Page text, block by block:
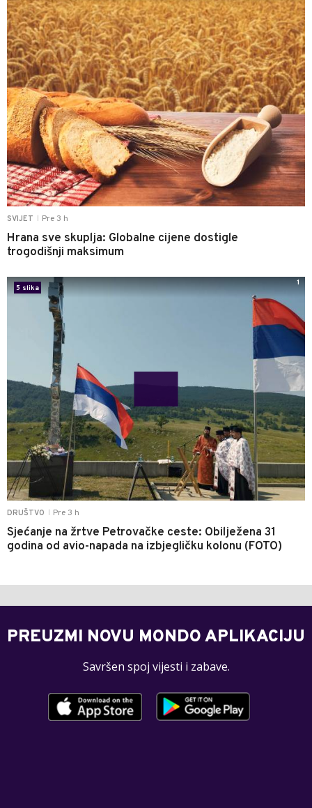
SVIJET Pre 3 h
Hrana sve skuplja: Globalne cijene dostigle
trogodišnji maksimum
DRUŠTVO Pre 3 h
Sjećanje na žrtve Petrovačke ceste: Obilježena 31
godina od avio-napada na izbjegličku kolonu (FOTO)
5 slika
1
PREUZMI NOVU MONDO APLIKACIJU
Savršen spoj vijesti i zabave.